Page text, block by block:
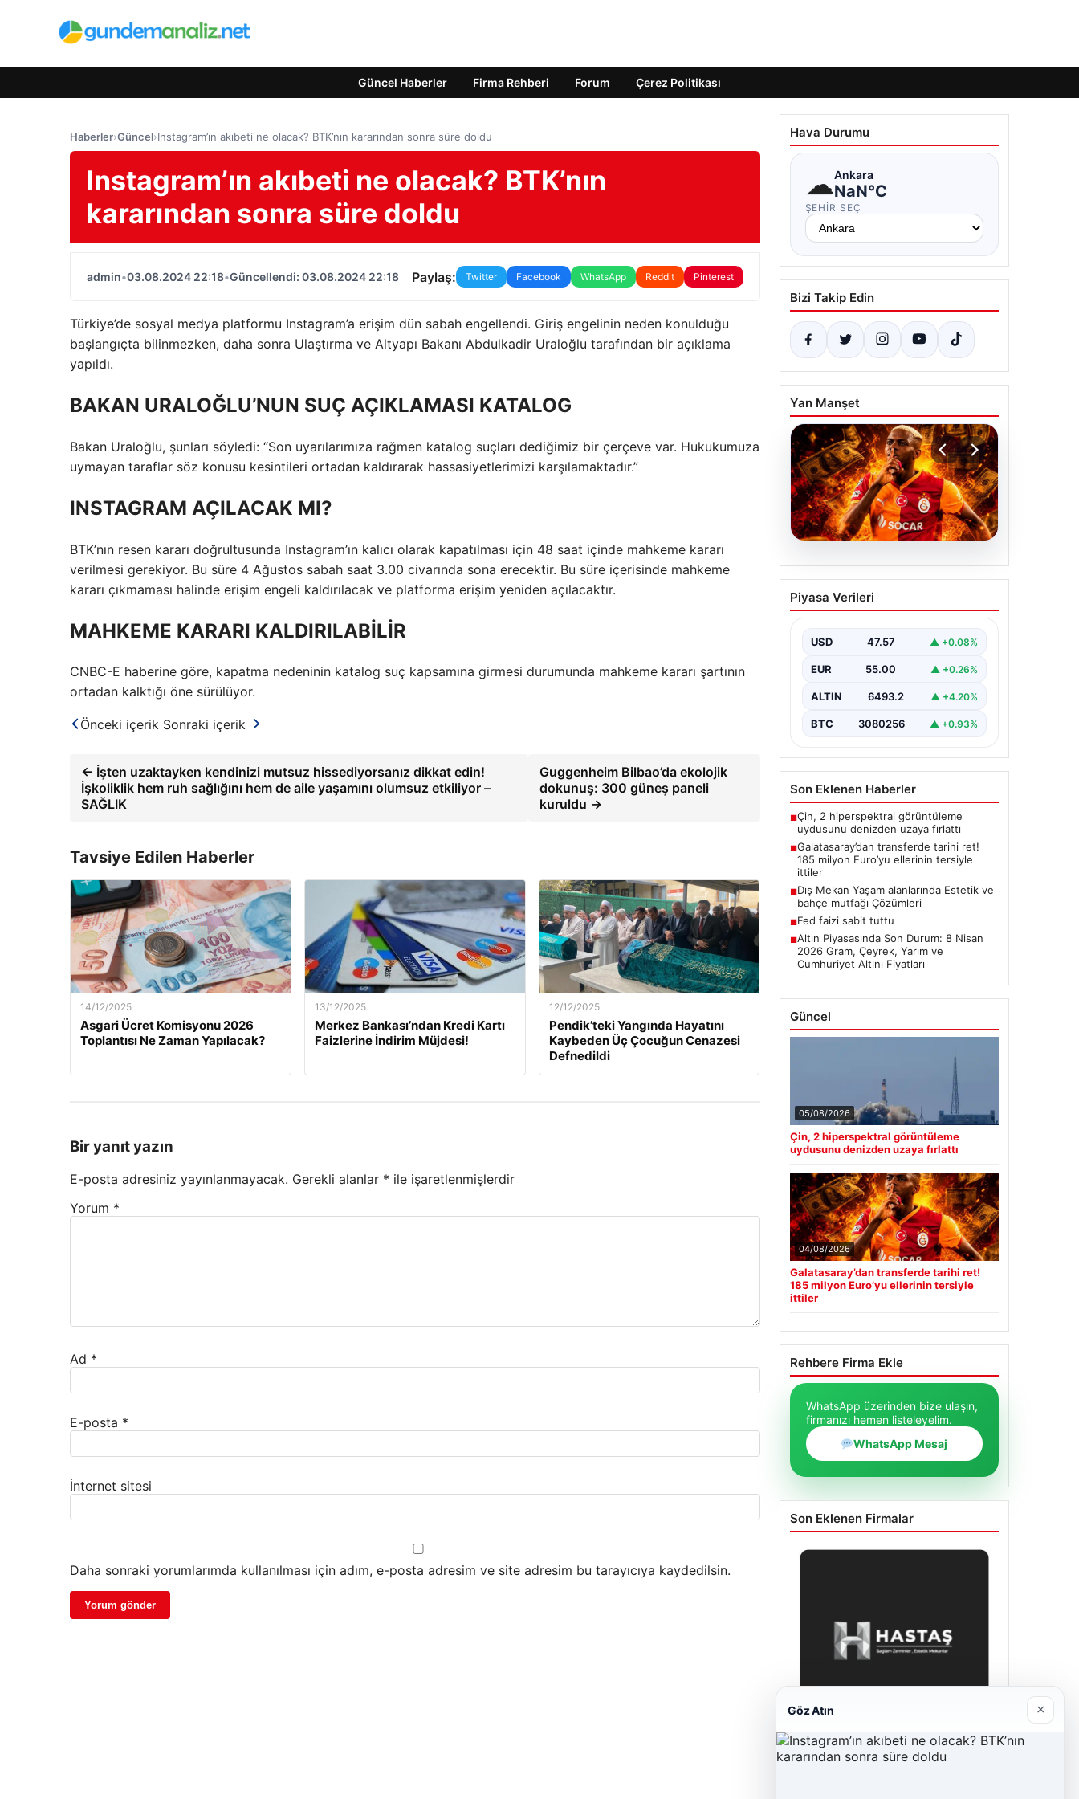
Güncel Haberler Firma Rehberi Forum Çerez Politikası
Haberler›Güncel›Instagram’ın akıbeti ne olacak? BTK’nın kararından sonra süre doldu
Instagram’ın akıbeti ne olacak? BTK’nın
kararından sonra süre doldu
admin•03.08.2024 22:18•Güncellendi: 03.08.2024 22:18 Paylaş: Twitter Facebook WhatsApp Reddit Pinterest
Türkiye’de sosyal medya platformu Instagram’a erişim dün sabah engellendi. Giriş engelinin neden konulduğu
başlangıçta bilinmezken, daha sonra Ulaştırma ve Altyapı Bakanı Abdulkadir Uraloğlu tarafından bir açıklama
yapıldı.
BAKAN URALOĞLU’NUN SUÇ AÇIKLAMASI KATALOG
Bakan Uraloğlu, şunları söyledi: “Son uyarılarımıza rağmen katalog suçları dediğimiz bir çerçeve var. Hukukumuza
uymayan taraflar söz konusu kesintileri ortadan kaldırarak hassasiyetlerimizi karşılamaktadır.”
INSTAGRAM AÇILACAK MI?
BTK’nın resen kararı doğrultusunda Instagram’ın kalıcı olarak kapatılması için 48 saat içinde mahkeme kararı
verilmesi gerekiyor. Bu süre 4 Ağustos sabah saat 3.00 civarında sona erecektir. Bu süre içerisinde mahkeme
kararı çıkmaması halinde erişim engeli kaldırılacak ve platforma erişim yeniden açılacaktır.
MAHKEME KARARI KALDIRILABİLİR
CNBC-E haberine göre, kapatma nedeninin katalog suç kapsamına girmesi durumunda mahkeme kararı şartının
ortadan kalktığı öne sürülüyor.
Önceki içerik Sonraki içerik
← İşten uzaktayken kendinizi mutsuz hissediyorsanız dikkat edin!
İşkoliklik hem ruh sağlığını hem de aile yaşamını olumsuz etkiliyor –
SAĞLIK
Guggenheim Bilbao’da ekolojik
dokunuş: 300 güneş paneli
kuruldu →
Tavsiye Edilen Haberler
14/12/2025
Asgari Ücret Komisyonu 2026
Toplantısı Ne Zaman Yapılacak?
13/12/2025
Merkez Bankası’ndan Kredi Kartı
Faizlerine İndirim Müjdesi!
12/12/2025
Pendik’teki Yangında Hayatını
Kaybeden Üç Çocuğun Cenazesi
Defnedildi
Bir yanıt yazın
E-posta adresiniz yayınlanmayacak. Gerekli alanlar * ile işaretlenmişlerdir
Yorum *
Ad *
E-posta *
İnternet sitesi
Daha sonraki yorumlarımda kullanılması için adım, e-posta adresim ve site adresim bu tarayıcıya kaydedilsin.
Hava Durumu
☁Ankara
NaN°C
ŞEHIR SEÇ
Bizi Takip Edin
Yan Manşet
04.08.2026
Galatasaray’dan
transferde tarihi ret! 185
tersiyle ittiler
Piyasa Verileri
USD 47.57 ▲ +0.08%
EUR 55.00 ▲ +0.26%
ALTIN 6493.2 ▲ +4.20%
BTC 3080256 ▲ +0.93%
Son Eklenen Haberler
■Çin, 2 hiperspektral görüntüleme
uydusunu denizden uzaya fırlattı
■Galatasaray’dan transferde tarihi ret!
185 milyon Euro’yu ellerinin tersiyle
ittiler
■Dış Mekan Yaşam alanlarında Estetik ve
bahçe mutfağı Çözümleri
■Fed faizi sabit tuttu
■Altın Piyasasında Son Durum: 8 Nisan
2026 Gram, Çeyrek, Yarım ve
Cumhuriyet Altını Fiyatları
Güncel
05/08/2026
Çin, 2 hiperspektral görüntüleme
uydusunu denizden uzaya fırlattı
04/08/2026
Galatasaray’dan transferde tarihi ret!
185 milyon Euro’yu ellerinin tersiyle
ittiler
Rehbere Firma Ekle
WhatsApp üzerinden bize ulaşın,
firmanızı hemen listeleyelim.
WhatsApp Mesaj
Son Eklenen Firmalar
Hastaş Beton
Göz Atın ×